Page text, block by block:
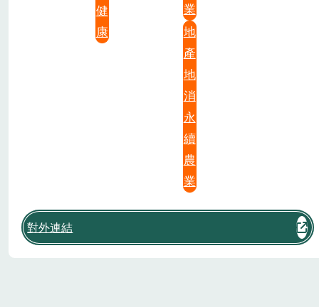
健
康
業
地
產
地
消
永
續
農
業
對外連結